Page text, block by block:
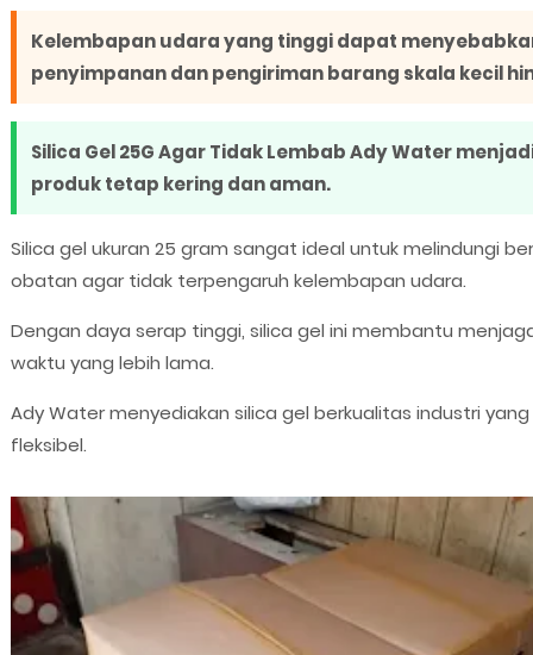
Kelembapan udara yang tinggi dapat
penyimpanan dan pengiriman barang skala kecil
Silica Gel 25G Agar Tidak Lembab Ady Water
produk tetap kering dan aman.
Silica gel ukuran 25 gram sangat ideal untuk melindungi
obatan agar tidak terpengaruh kelembapan udara.
Dengan daya serap tinggi, silica gel ini membantu
waktu yang lebih lama.
Ady Water menyediakan silica gel berkualitas industri
fleksibel.